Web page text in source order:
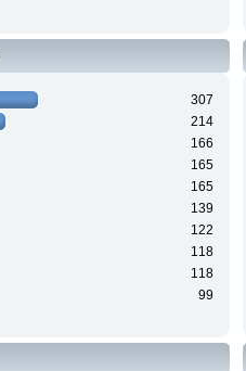
307
214
166
165
165
139
122
118
118
99